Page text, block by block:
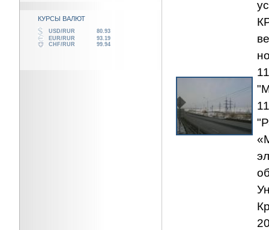
КУРСЫ ВАЛЮТ
USD/RUR
80.93
EUR/RUR
93.19
CHF/RUR
99.94